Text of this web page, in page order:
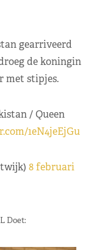
gearriveerd
de koningin
met stipjes.
/ Queen
1eN4jeEjGu
8 februari
Doet: